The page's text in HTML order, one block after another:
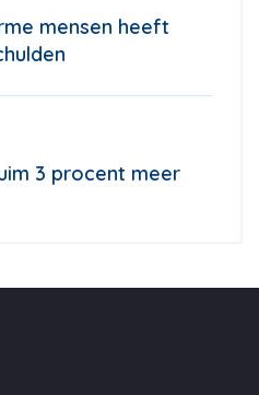
mensen heeft
3 procent meer